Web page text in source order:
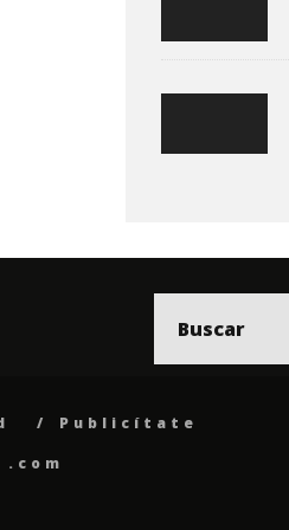
Publicítate